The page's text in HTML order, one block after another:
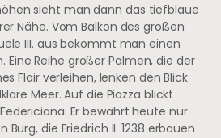
sieht man dann das tiefblaue
Nähe. Vom Balkon des großen
III. aus bekommt man einen
Reihe großer Palmen, die der
Flair verleihen, lenken den Blick
Meer. Auf die Piazza blickt
Er bewahrt heute nur
Burg, die Friedrich II. 1238 erbauen